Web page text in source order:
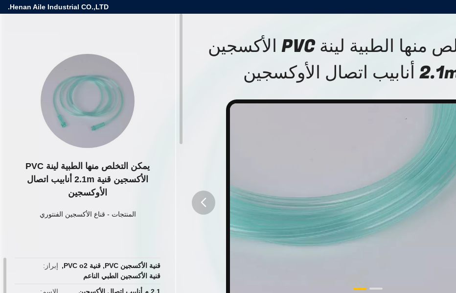
Henan Aile Industrial CO.,LTD.
يمكن التخلص منها الطبية لينة PVC
الأكسجين قنية 2.1m أنابيب اتصال
الأوكسجين
المنتجات - قناع الأكسجين الفنتوري
إبراز قنية الأكسجين PVC , قنية PVC o2
,
قنية الأكسجين الطبي الناعم
يمكن التخلص منها الطبية لينة PVC الأكسجين